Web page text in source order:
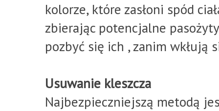
kolorze, które zasłoni spód
zbierając potencjalne
pozbyć się ich , zanim wkłują
Usuwanie kleszcza
Najbezpieczniejszą metodą